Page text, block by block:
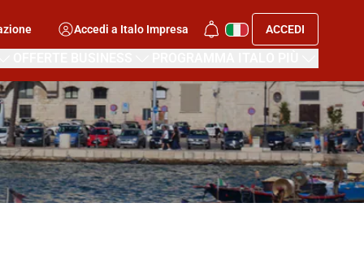
Accedi a Italo Impresa ACCEDI